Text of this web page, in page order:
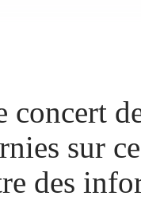
concert
sur
des